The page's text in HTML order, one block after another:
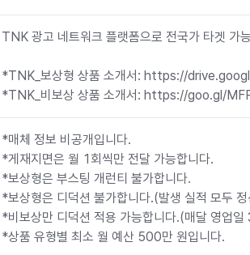
TNK 광고 네트워크 플랫폼으로 전국가 타겟 가
*TNK_보상형 상품 소개서: https://
*TNK_비보상 상품 소개서: https://goo.gl/
*매체 정보 비공개입니다.
*게재지면은 월 1회씩만 전달 가능합니다.
*보상형은 부스팅 개런티 불가합니다.
*보상형은 디덕션 불가합니다.(발생 실적 모두
*비보상만 디덕션 적용 가능합니다.(매달 영업
*상품 유형별 최소 월 예산 500만 원입니다.